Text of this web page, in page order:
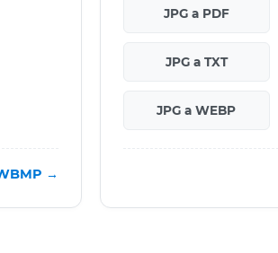
→
JPG a PDF
JPG a TXT
JPG a WEBP